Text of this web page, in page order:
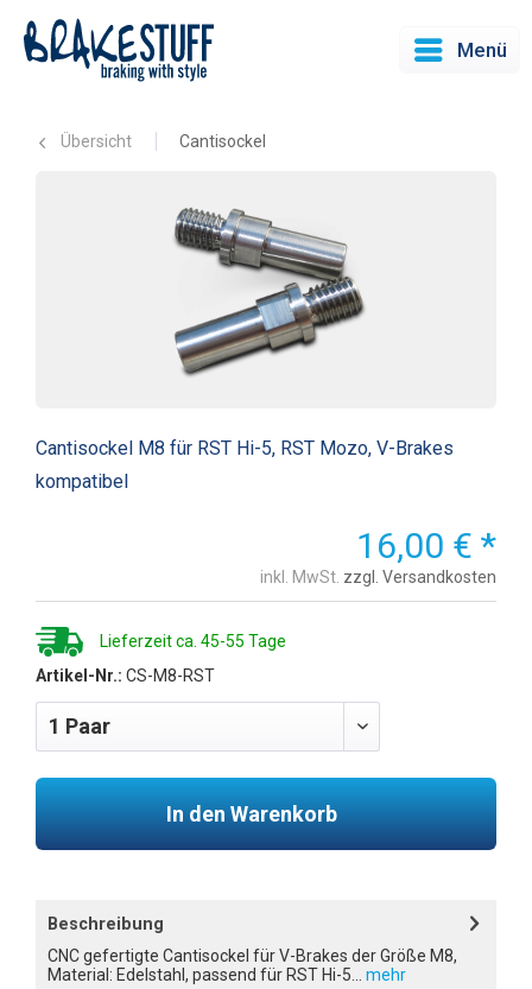
Menü
Übersicht Cantisockel
Cantisockel M8 für RST Hi-5, RST Mozo, V-Brakes
kompatibel
16,00 € *
inkl. MwSt. zzgl. Versandkosten
Lieferzeit ca. 45-55 Tage
Artikel-Nr.: CS-M8-RST
In den Warenkorb
Beschreibung
CNC gefertigte Cantisockel für V-Brakes der Größe M8,
Material: Edelstahl, passend für RST Hi-5...
mehr